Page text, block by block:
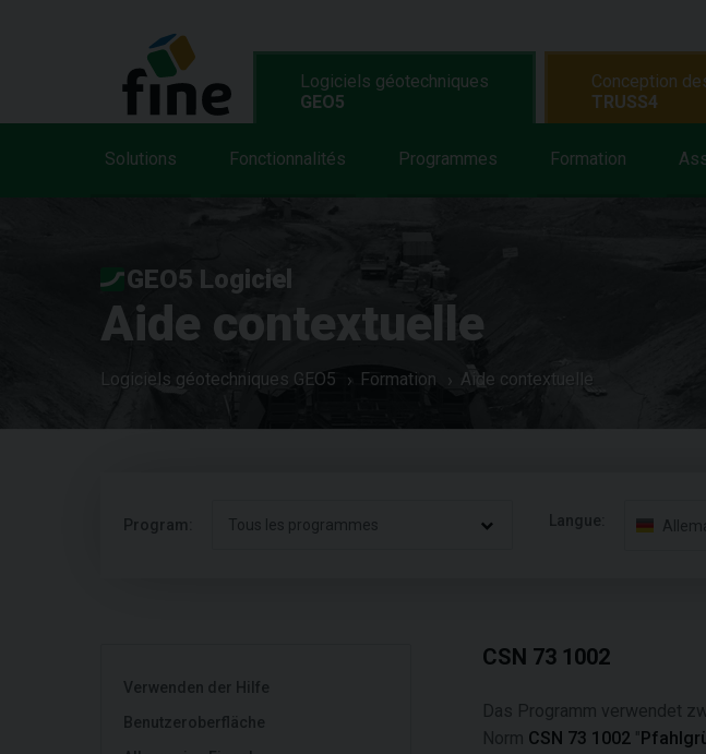
Logiciels géotechniques
GEO5
Solutions Fonctionnalités Programmes Formation
Conception
TRUSS4
GEO5 Logiciel
Aide contextuelle
Logiciels géotechniques GEO5 Formation Aide contextuelle
Program: Tous les programmes Langue:
Verwenden der Hilfe
Benutzeroberfläche
CSN 73 1002
Das Programm verwendet
Norm CSN 73 1002 "